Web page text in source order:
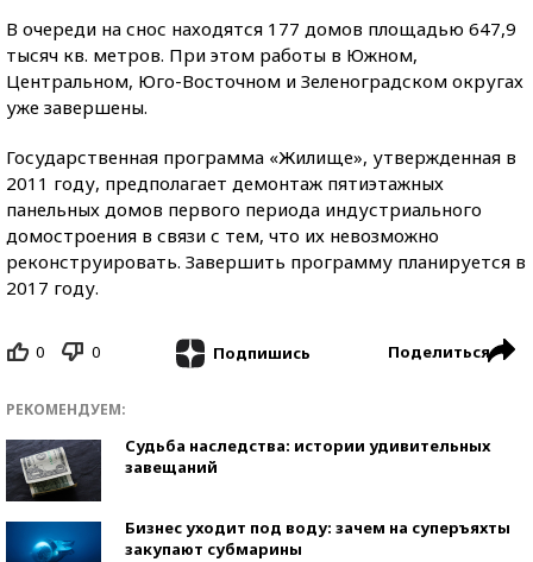
В очереди на снос находятся 177 домов площадью 647,9
тысяч кв. метров. При этом работы в Южном,
Центральном, Юго-Восточном и Зеленоградском округах
уже завершены.
Государственная программа «Жилище», утвержденная в
2011 году, предполагает демонтаж пятиэтажных
панельных домов первого периода индустриального
домостроения в связи с тем, что их невозможно
реконструировать. Завершить программу планируется в
2017 году.
0 0 Подпишись Поделиться
РЕКОМЕНДУЕМ:
Судьба наследства: истории удивительных
завещаний
Бизнес уходит под воду: зачем на суперъяхты
закупают субмарины